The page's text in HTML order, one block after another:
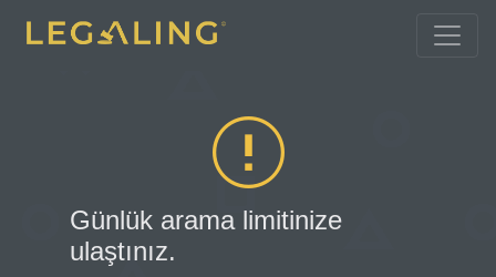
Günlük arama limitinize
ulaştınız.